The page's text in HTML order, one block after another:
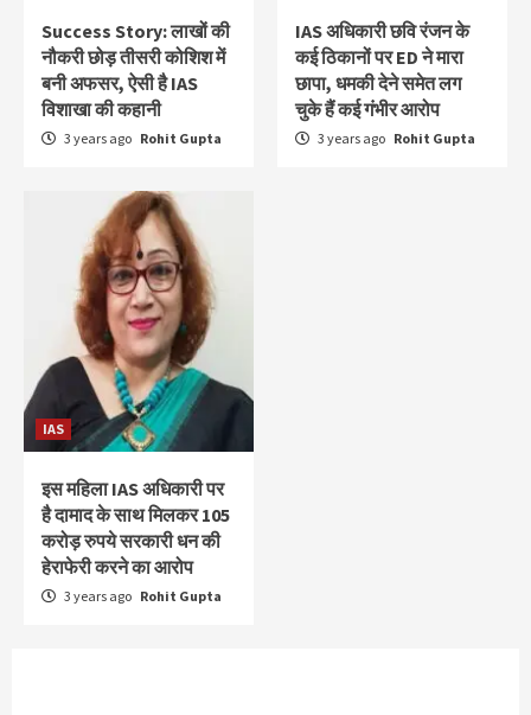
Success Story: लाखों की
नौकरी छोड़ तीसरी कोशिश में
बनी अफसर, ऐसी है IAS
विशाखा की कहानी
3 years ago Rohit Gupta
IAS अधिकारी छवि रंजन के
कई ठिकानों पर ED ने मारा
छापा, धमकी देने समेत लग
चुके हैं कई गंभीर आरोप
3 years ago Rohit Gupta
IAS
इस महिला IAS अधिकारी पर
है दामाद के साथ मिलकर 105
करोड़ रुपये सरकारी धन की
हेराफेरी करने का आरोप
3 years ago Rohit Gupta